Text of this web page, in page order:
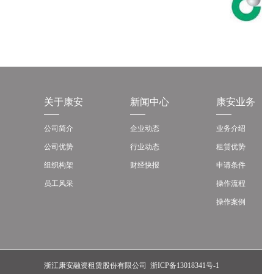
关于康安
公司简介
公司优势
组织构架
员工风采
新闻中心
企业动态
行业动态
财经快报
康安业务
业务介绍
租赁优势
申请条件
操作流程
操作案例
浙江康安融资租赁股份有限公司 浙ICP备13018341号-1